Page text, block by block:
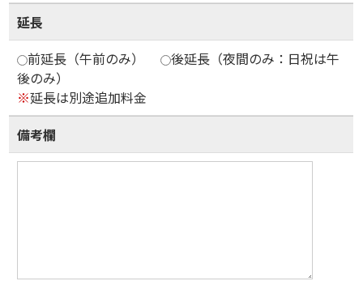
延長
前延長（午前のみ）
後延長（夜間のみ：日祝は午
後のみ）
※延長は別途追加料金
備考欄